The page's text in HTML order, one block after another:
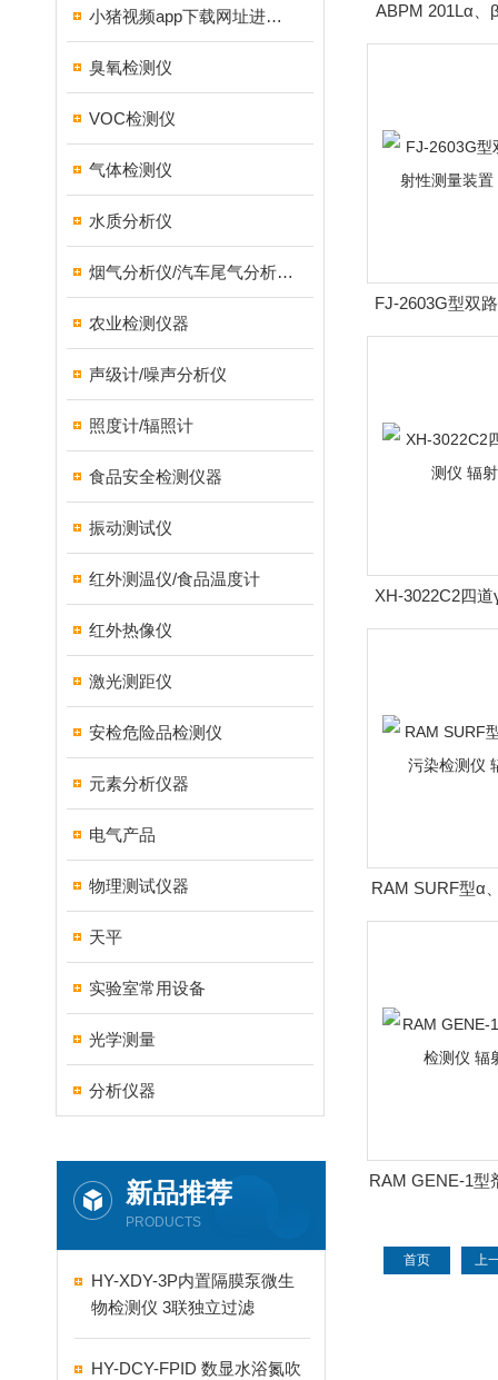
小猪视频app下载网址进入18测试仪
臭氧检测仪
VOC检测仪
气体检测仪
水质分析仪
烟气分析仪/汽车尾气分析仪/转速表/汽车维修检测设备
农业检测仪器
声级计/噪声分析仪
照度计/辐照计
食品安全检测仪器
振动测试仪
红外测温仪/食品温度计
红外热像仪
激光测距仪
安检危险品检测仪
元素分析仪器
电气产品
物理测试仪器
天平
实验室常用设备
光学测量
分析仪器
新品推荐
PRODUCTS
HY-XDY-3P内置隔膜泵微生
物检测仪 3联独立过滤
HY-DCY-FPID 数显水浴氮吹
ABPM 201Lα、
FJ-2603G型双
测量装置
XH-3022C2四
辐射
RAM SURF型α
检测仪 辐
RAM GENE-1型
首页 上